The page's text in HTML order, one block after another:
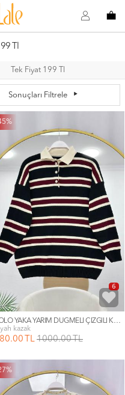
o B
Tl
Tek Fiyat 199 Tl
Sonuçları Filtrele a
6
POLO YAKA YARIM DÜĞMELİ ÇİZGİLİ KAZAK
kazak
.00 TL 1000.00TL